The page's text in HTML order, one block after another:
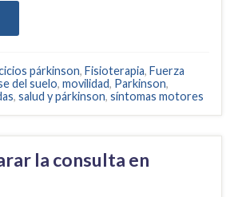
párkinson, Fisioterapia, Fuerza
del suelo, movilidad, Parkinson,
, salud y párkinson, síntomas motores
la consulta en